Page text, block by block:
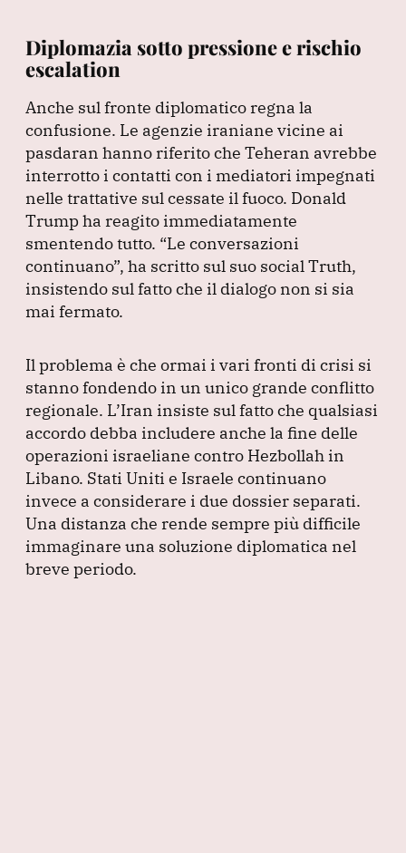
Diplomazia sotto pressione e rischio
escalation
Anche sul fronte diplomatico regna la
confusione. Le agenzie iraniane vicine ai
pasdaran hanno riferito che Teheran avrebbe
interrotto i contatti con i mediatori impegnati
nelle trattative sul cessate il fuoco. Donald
Trump ha reagito immediatamente
smentendo tutto. “Le conversazioni
continuano”, ha scritto sul suo social Truth,
insistendo sul fatto che il dialogo non si sia
mai fermato.
Il problema è che ormai i vari fronti di crisi si
stanno fondendo in un unico grande conflitto
regionale. L’Iran insiste sul fatto che qualsiasi
accordo debba includere anche la fine delle
operazioni israeliane contro Hezbollah in
Libano. Stati Uniti e Israele continuano
invece a considerare i due dossier separati.
Una distanza che rende sempre più difficile
immaginare una soluzione diplomatica nel
breve periodo.